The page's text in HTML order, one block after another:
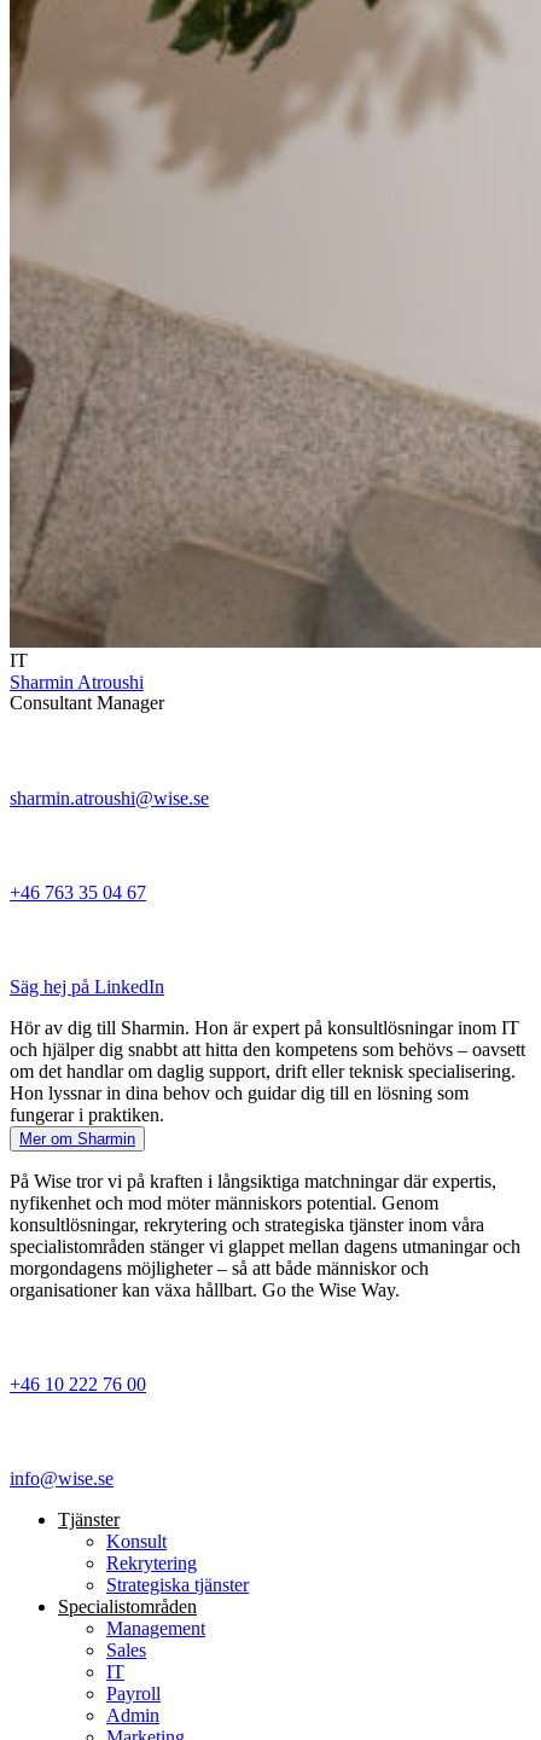
IT
Sharmin Atroushi
Consultant Manager
sharmin.atroushi@wise.se
+46 763 35 04 67
Säg hej på LinkedIn
Hör av dig till Sharmin. Hon är expert på konsultlösningar inom IT
och hjälper dig snabbt att hitta den kompetens som behövs – oavsett
om det handlar om daglig support, drift eller teknisk specialisering.
Hon lyssnar in dina behov och guidar dig till en lösning som
fungerar i praktiken.
Mer om Sharmin
På Wise tror vi på kraften i långsiktiga matchningar där expertis,
nyfikenhet och mod möter människors potential. Genom
konsultlösningar, rekrytering och strategiska tjänster inom våra
specialistområden stänger vi glappet mellan dagens utmaningar och
morgondagens möjligheter – så att både människor och
organisationer kan växa hållbart. Go the Wise Way.
+46 10 222 76 00
info@wise.se
Tjänster
Konsult
Rekrytering
Strategiska tjänster
Specialist­områden
Management
Sales
IT
Payroll
Admin